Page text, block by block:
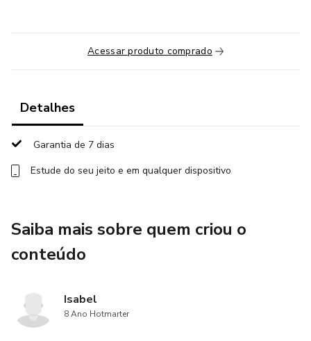
Acessar produto comprado
Detalhes
Garantia de 7 dias
Estude do seu jeito e em qualquer dispositivo
Saiba mais sobre quem criou o
conteúdo
Isabel
8 Ano Hotmarter